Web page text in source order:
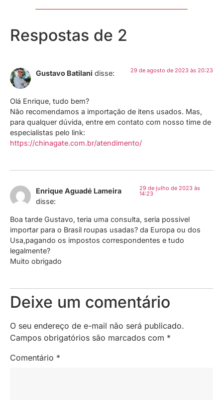
Respostas de 2
Gustavo Batilani disse: 29 de agosto de 2023 às 20:23
Olá Enrique, tudo bem?
Não recomendamos a importação de itens usados. Mas,
para qualquer dúvida, entre em contato com nosso time de
especialistas pelo link:
https://chinagate.com.br/atendimento/
Enrique Aguadé Lameira
disse:
29 de julho de 2023 às
14:23
Boa tarde Gustavo, teria uma consulta, seria possivel
importar para o Brasil roupas usadas? da Europa ou dos
Usa,pagando os impostos correspondentes e tudo
legalmente?
Muito obrigado
Deixe um comentário
O seu endereço de e-mail não será publicado.
Campos obrigatórios são marcados com *
Comentário *